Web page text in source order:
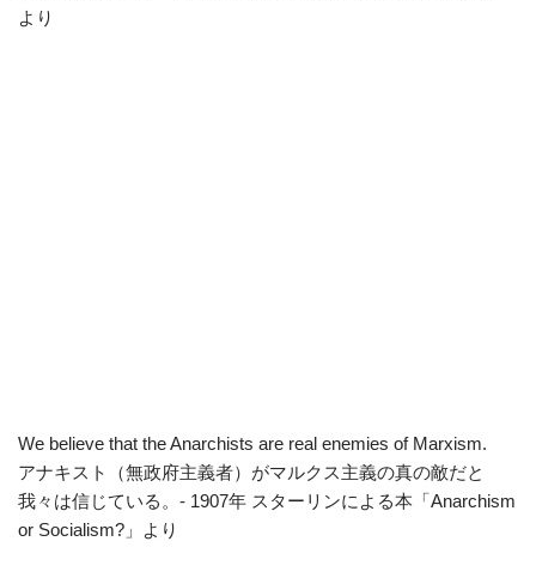
より
We believe that the Anarchists are real enemies of Marxism.
アナキスト（無政府主義者）がマルクス主義の真の敵だと
我々は信じている。- 1907年 スターリンによる本「Anarchism
or Socialism?」より